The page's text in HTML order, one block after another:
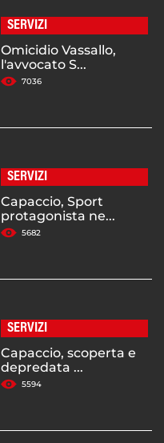
SERVIZI
Omicidio Vassallo,
l'avvocato S...
7036
SERVIZI
Capaccio, Sport
protagonista ne...
5682
SERVIZI
Capaccio, scoperta e
depredata ...
5594